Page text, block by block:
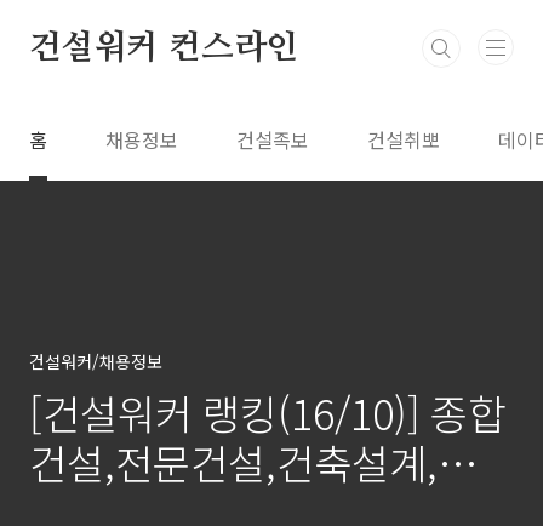
건설워커 컨스라인
홈 채용정보 건설족보 건설취뽀 데이
건설워커/채용정보
[건설워커 랭킹(16/10)] 종합
건설,전문건설,건축설계,엔지